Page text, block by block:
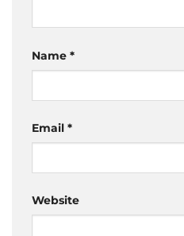
Name *
Email *
Website